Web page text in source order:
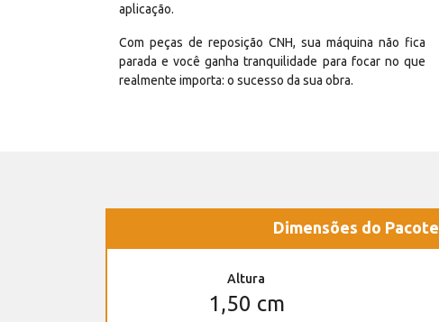
aplicação.
Com peças de reposição CNH, sua máquina não fica
parada e você ganha tranquilidade para focar no que
realmente importa: o sucesso da sua obra.
Dimensões do Pacote
Altura
1,50 cm